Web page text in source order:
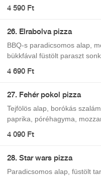
4 590 Ft
26. Elrabolva pizza
BBQ-s paradicsomos alap,
bükkfával füstölt paraszt
mozzarella sajt.
4 690 Ft
27. Fehér pokol pizza
Tejfölös alap, borókás
paprika, póréhagyma,
4 090 Ft
28. Star wars pizza
Paradicsomos alap, füstölt